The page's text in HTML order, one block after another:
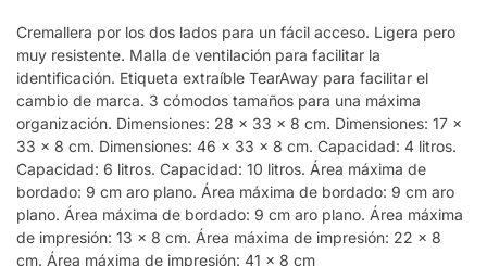
Cremallera por los dos lados para un fácil acceso. Ligera pero
muy resistente. Malla de ventilación para facilitar la
identificación. Etiqueta extraíble TearAway para facilitar el
cambio de marca. 3 cómodos tamaños para una máxima
organización. Dimensiones: 28 x 33 x 8 cm. Dimensiones: 17 x
33 x 8 cm. Dimensiones: 46 x 33 x 8 cm. Capacidad: 4 litros.
Capacidad: 6 litros. Capacidad: 10 litros. Área máxima de
bordado: 9 cm aro plano. Área máxima de bordado: 9 cm aro
plano. Área máxima de bordado: 9 cm aro plano. Área máxima
de impresión: 13 x 8 cm. Área máxima de impresión: 22 x 8
cm. Área máxima de impresión: 41 x 8 cm